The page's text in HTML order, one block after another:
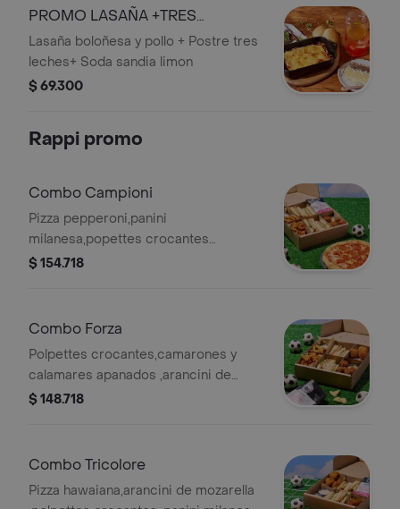
PROMO LASAÑA +TRES
LECHES+SODA
Lasaña boloñesa y pollo + Postre tres
leches+ Soda sandia limon
$ 69.300
Rappi promo
Combo Campioni
Pizza pepperoni,panini
milanesa,popettes crocantes
,camarones y calamares
$ 154.718
Combo Forza
Polpettes crocantes,camarones y
calamares apanados ,arancini de
mozarella,panini milanesa,papas
$ 148.718
Combo Tricolore
Pizza hawaiana,arancini de mozarella